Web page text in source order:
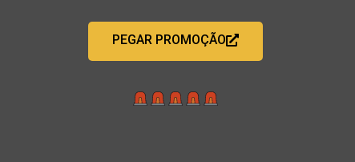
PEGAR PROMOÇÃO